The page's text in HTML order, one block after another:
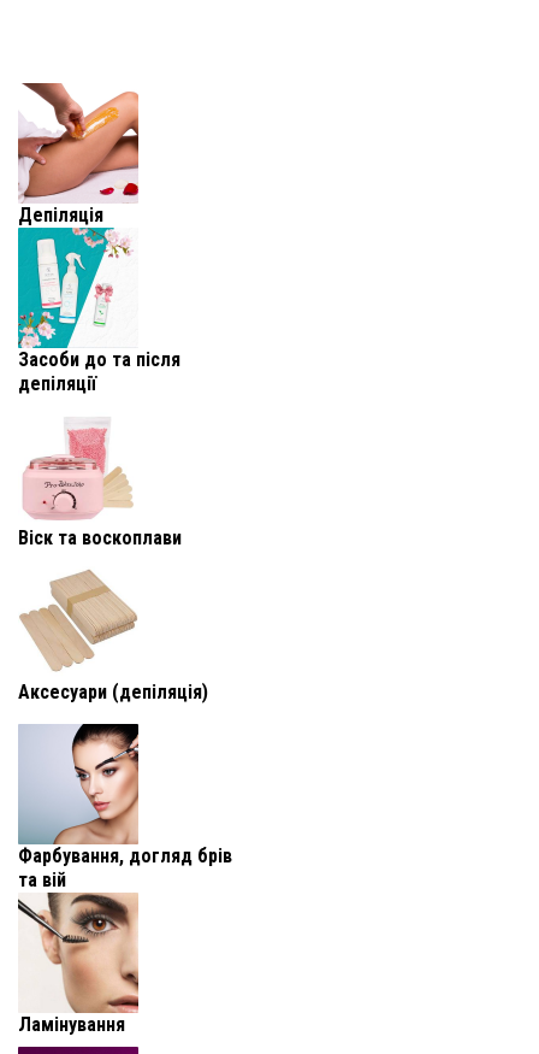
Депіляція
Засоби до та після
депіляції
Віск та воскоплави
Аксесуари (депіляція)
Фарбування, догляд брів
та вій
Ламінування